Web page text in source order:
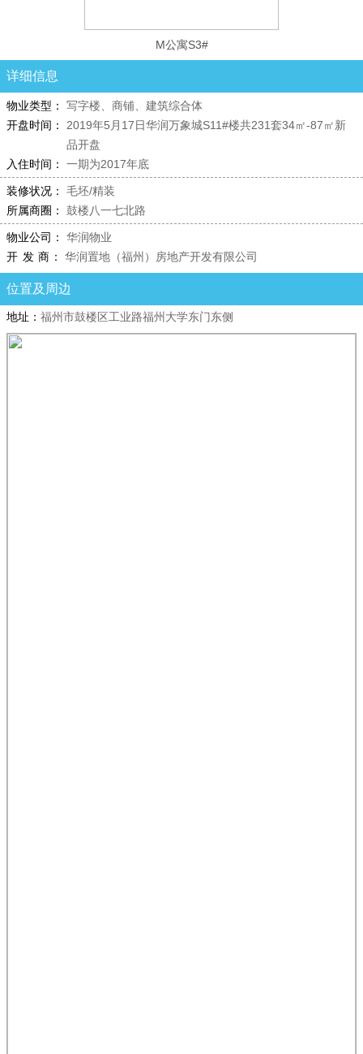
M公寓S3#
详细信息
物业类型：
写字楼、商铺、建筑综合体
开盘时间：
2019年5月17日华润万象城S11#楼共231套34㎡-87㎡新
品开盘
入住时间：
一期为2017年底
装修状况：
毛坯/精装
所属商圈：
鼓楼八一七北路
物业公司：
华润物业
开 发 商：
华润置地（福州）房地产开发有限公司
位置及周边
地址： 福州市鼓楼区工业路福州大学东门东侧